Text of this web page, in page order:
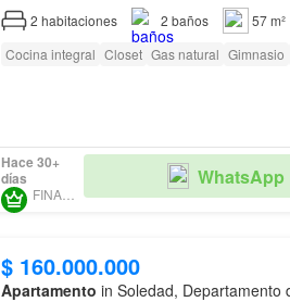
2 habitaciones 2 baños
57 m²
Cocina integral Closet Gas natural Gimnasio
Hace 30+
días
FINANCAR
WhatsApp
$ 160.000.000
Apartamento in Soledad, Departamento